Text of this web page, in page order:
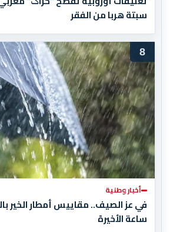
سبتة هربا من الفقر
8
أخبار وطنية
ساعة الأخيرة